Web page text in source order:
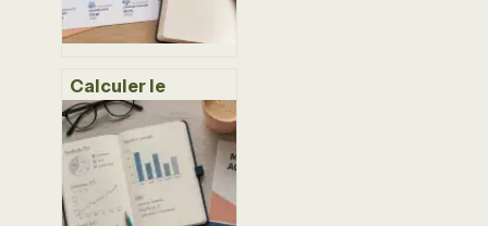
Calculer le
résultat
comptable : 2
méthodes fiables
et les charges à ne
pas oublier